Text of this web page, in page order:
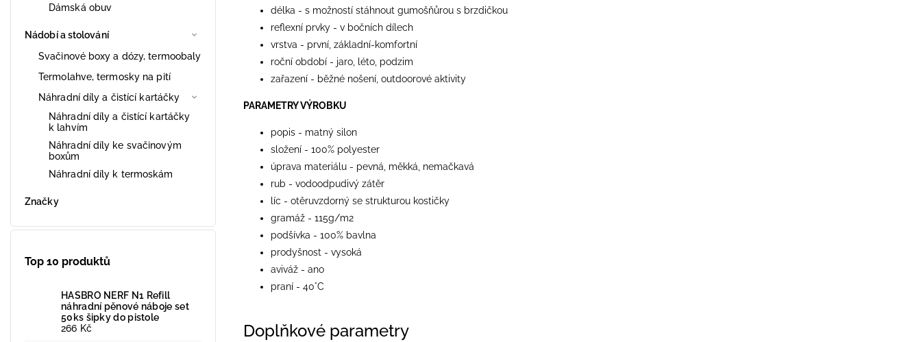
Dámská obuv
Nádobí a stolování
Svačinové boxy a dózy, termoobaly
Termolahve, termosky na pití
Náhradní díly a čistící kartáčky
Náhradní díly a čistící kartáčky
k lahvím
Náhradní díly ke svačinovým
boxům
Náhradní díly k termoskám
Značky
Top 10 produktů
HASBRO NERF N1 Refill
náhradní pěnové náboje set
50ks šipky do pistole
266 Kč
délka - s možností stáhnout gumošňůrou s brzdičkou
reflexní prvky - v bočních dílech
vrstva - první, základní-komfortní
roční období - jaro, léto, podzim
zařazení - běžné nošení, outdoorové aktivity
PARAMETRY VÝROBKU
popis - matný silon
složení - 100% polyester
úprava materiálu - pevná, měkká, nemačkavá
rub - vodoodpudivý zátěr
líc - otěruvzdorný se strukturou kostičky
gramáž - 115g/m2
podšívka - 100% bavlna
prodyšnost - vysoká
aviváž - ano
praní - 40°C
Doplňkové parametry